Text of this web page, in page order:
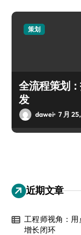
策划
全流程策划
发
dawei 7 月
近期文章
工程师视角：
增长闭环